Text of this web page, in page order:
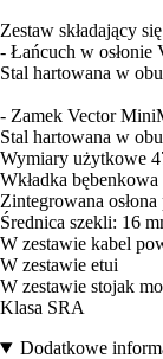
Zestaw składający
- Łańcuch w osłonie
Stal hartowana w
- Zamek Vector
Stal hartowana w
Wymiary użytkowe
Wkładka
Zintegrowana
Średnica szekli: 16
W zestawie kabel
W zestawie etui
W zestawie stojak
Klasa SRA
Dodatkowe